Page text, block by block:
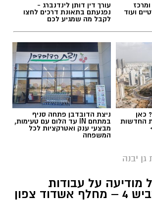
ועוד
עורך דין דותן לינדנברג -
נפגעתם בתאונת דרכים לחצו
לקבל מה שמגיע לכם
כאן
החדשות
ניצת הדובדבן פתחה סניף
במתחם IN עד הלום עם טעימות,
מבצעי ענק ואטרקציות לכל
המשפחה
יבנה
מודיעה על עבודות
צפון